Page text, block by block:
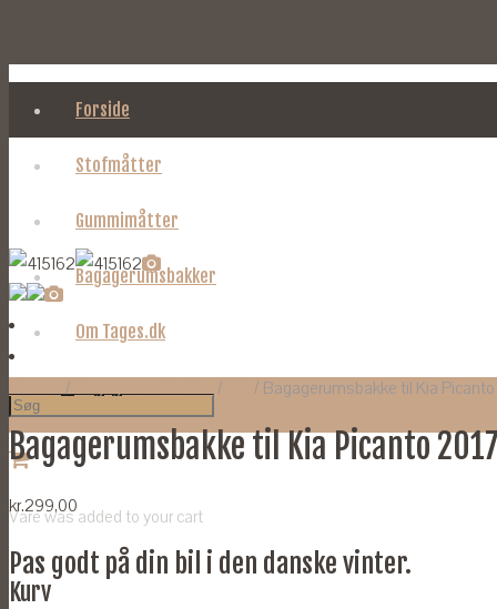
Forside
Stofmåtter
Gummimåtter
Bagagerumsbakker
Om Tages.dk
Varewas added to your cart
Kurv
Forside/Bagagerumsbakker/ / Bagagerumsbakke til Kia Picanto
Bagagerumsbakke til Kia Picanto
kr.299,00
Pas godt på din bil i den danske vinter.